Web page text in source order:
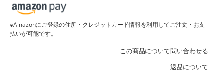
※Amazonにご登録の住所・クレジットカード情報を利用してご注文・お支
払いが可能です。
この商品について問い合わせる
返品について